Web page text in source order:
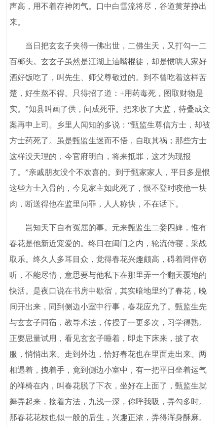
声高，用不着存神闭气。口中白雪流将尽，谷道黄芽挣出
来。
当日把玄玄子夹得一佛出世，二佛生天，又打勾一二
百榔头。玄玄子虽然是江湖上油嘴棍徒，却是惯哄人家好
酒好饭吃了，叫先生、师父尊敬过的。到不曾吃着这样苦
楚，好生熬不得。只得招了道：+用药毒死，图取财物是
实。”知县叫画了供，问成死罪。把来收了大监，待叠成文
案再申上司。乡里人闻知的多说：“甄监生尊信方士，却被
方士药死了。虽是甄监生迷而不悟，自取其祸；那些方士
这样没天理的，今官府明白，将来抵罪，这才为现报
了。”亲戚朋友没个不欢喜的。到于甄家家人，平日多是恨
这些方士入骨的，今见家主如此死了，恨不登时咬他一块
肉，断送得他在监里问罪，人人称快，不在话下。
岂知天下自有冤屈的事。元来甄监生二妾四婢，惟有
春花是他新近宠爱的。终日在闺门之内，轮流侍寝，采战
取乐。终久人多耳目众，觉得春花兴趣颇高，碍着同伴窃
听，不能尽情，意思要与他私下在那里弄一个翻天覆地的
快活。是夜口说在书房中歇宿，其实暗地里约了春花，晚
间开出来，同到侧边小室中行事，春花应允了。甄监生先
与玄玄子同宿，教导术法，传授了一更多次，习学得熟。
正要思量试用，看见玄玄子睡着，即走下床来，披了衣
服，悄悄出来。走到外边，恰好春花也在里面走出来。两
相遇着，拽着手，竟到侧边小室中，有一把平日坐着运气
的禅椅在内，叫春花脱了下衣，坐好在上面了，甄监生就
舞弄起来，接着方法，九浅一深，你呼我吸，弄勾多时。
那春花花枝也似一般的后生，兴趣正浓，弄得浑身酥麻。